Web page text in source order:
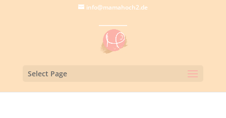
info@mamahoch2.de
Select Page